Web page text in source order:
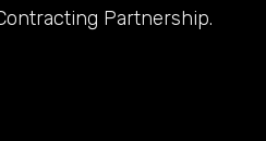
Partnership.